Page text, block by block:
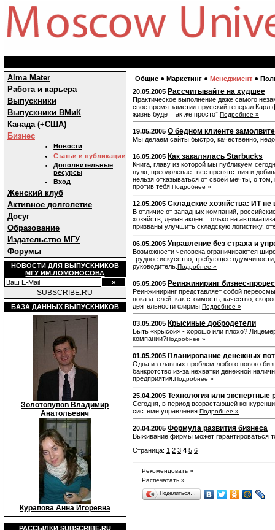
Alma Mater
Работа и карьера
Выпускники
Выпускники ВМиК
Канада (+США)
Бизнес
Новости
Статьи и публикации
Дополнительные
ресурсы
Вход
Женский клуб
Активное долголетие
Досуг
Образование
Издательство МГУ
Форумы
НОВОСТИ ДЛЯ ВЫПУСКНИКОВ
МГУ ИМ.ЛОМОНОСОВА
SUBSCRIBE.RU
БАЗА ДАННЫХ ВЫПУСКНИКОВ
Золотопупов Владимир
Анатольевич
Курапова Анна Игоревна
РАССЫЛКИ SUBSCRIBE.RU
Общие ● Маркетинг ● Менеджмент ●
20.05.2005 Рассчитывайте на худшее
Практическое выполнение даже самого
свое время заметил прусский генерал Карл
жизнь будет так же просто”. Подробнее »
19.05.2005 О бедном клиенте
Мы делаем сайты быстро, качественно,
16.05.2005 Как закалялась Starbucks
Книга, главу из которой мы публикуем
нуля, преодолевает все препятствия и
нельзя отказываться от своей мечты, о
против тебя. Подробнее »
12.05.2005 Складские хозяйства: ИТ
В отличие от западных компаний,
хозяйств, делая акцент только на
призваны улучшить складскую логистику,
06.05.2005 Управление без страха и
Возможности человека ограничиваются
трудное искусство, требующее
руководитель. Подробнее »
05.05.2005 Реинжиниринг бизнес-
Реинжиниринг представляет собой
показателей, как стоимость, качество,
деятельности фирмы. Подробнее »
03.05.2005 Крысиные добродетели
Быть «крысой» - хорошо или плохо?
компании?Подробнее »
01.05.2005 Планирование денежных
Одна из главных проблем любого нового
банкротство из-за нехватки денежной
предприятия. Подробнее »
25.04.2005 Технология или экспертные
Сегодня, в период возрастающей
системе управления. Подробнее »
20.04.2005 Формула развития бизнеса
Выживание фирмы может гарантироваться
Страница: 1 2 3 4 5 6
Рекомендовать »
Распечатать »
Поделиться…